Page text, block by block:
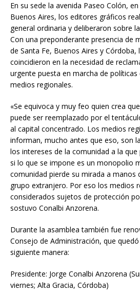
En su sede la avenida Paseo Colón,
Buenos Aires, los editores gráficos
general ordinaria y deliberaron sobre
Con una preponderante presencia de
de Santa Fe, Buenos Aires y
coincidieron en la necesidad de
urgente puesta en marcha de
medios regionales.
«Se equivoca y muy feo quien crea
puede ser reemplazado por el
al capital concentrado. Los medios
informan, mucho antes que eso, son
los intereses de la comunidad a la
si lo que se impone es un monopolio
comunidad pierde su mirada a manos
grupo extranjero. Por eso los medios
considerados sujetos de protección
sostuvo Conalbi Anzorena.
Durante la asamblea también fue
Consejo de Administración, que
siguiente manera:
Presidente: Jorge Conalbi Anzorena
viernes; Alta Gracia, Córdoba)